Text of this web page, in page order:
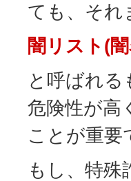
ても、それ
闇リスト(
と呼ばれ
危険性が高
ことが重要
もし、特殊